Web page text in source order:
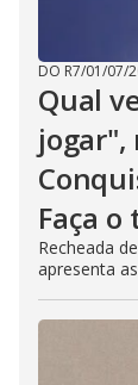
DO R7/01/07/
Qual
jogar",
Faça o
Recheada
apresenta